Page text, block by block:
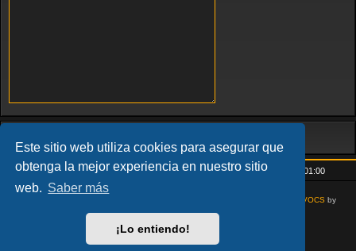
Este sitio web utiliza cookies para asegurar que
obtenga la mejor experiencia en nuestro sitio
web. Saber más
¡Lo entiendo!
Inicio Índice general Todos los horarios son UTC+01:00
VOCSby
Goliardo
Desarrollado porphpBB® Forum Software © phpBB Limited
phpBB España